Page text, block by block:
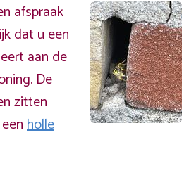
afspraak
dat u een
aan de
De
zitten
holle